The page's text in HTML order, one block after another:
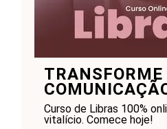
TRANSFORME
Curso de Libras 100%
vitalício. Comece hoje!